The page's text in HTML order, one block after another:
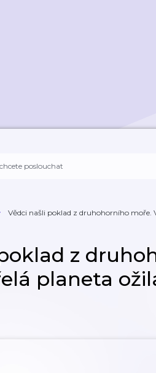
Vědci našli poklad z druhohorního moře.
z
planeta